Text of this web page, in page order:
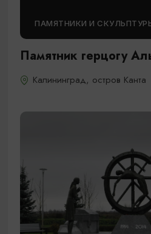
ПАМЯТНИКИ И
Памятник герцогу
Калининград, остров Канта